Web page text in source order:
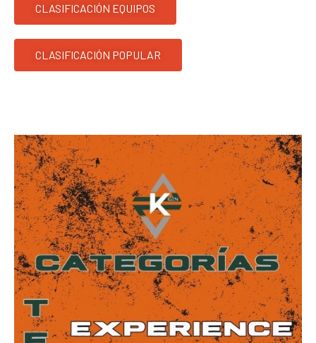
CLASIFICACIÓN EQUIPOS
CLASIFICACIÓN POPULAR